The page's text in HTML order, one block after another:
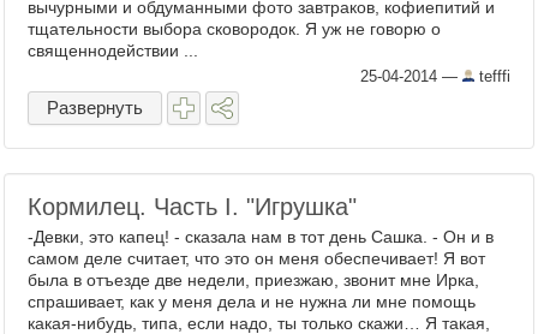
вычурными и обдуманными фото завтраков, кофиепитий и
тщательности выбора сковородок. Я уж не говорю о
священнодействии ...
25-04-2014 — tefffi
Развернуть
Кормилец. Часть I. "Игрушка"
-Девки, это капец! - сказала нам в тот день Сашка. - Он и в
самом деле считает, что это он меня обеспечивает! Я вот
была в отъезде две недели, приезжаю, звонит мне Ирка,
спрашивает, как у меня дела и не нужна ли мне помощь
какая-нибудь, типа, если надо, ты только скажи… Я такая,